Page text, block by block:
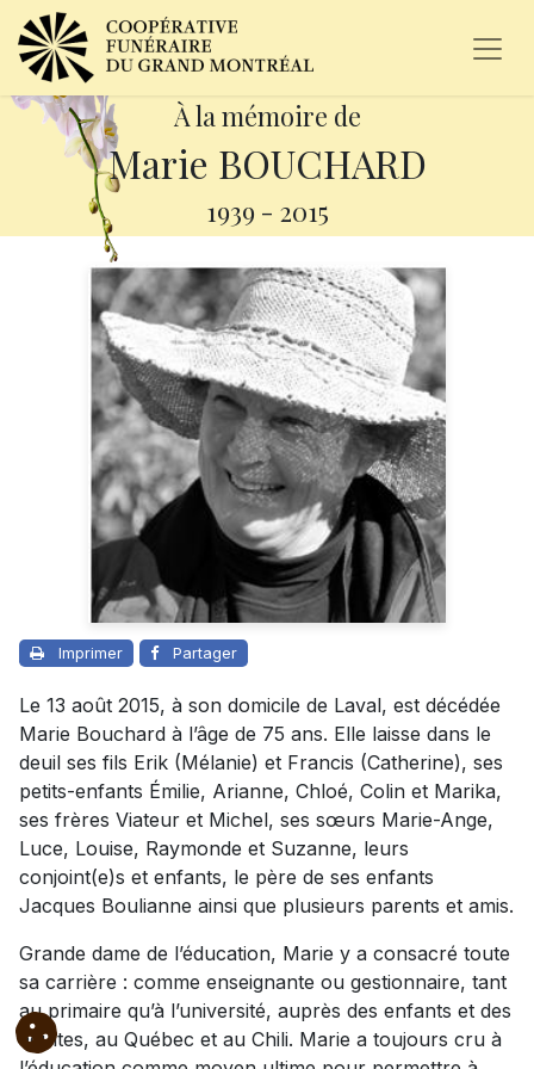
À la mémoire de
Marie BOUCHARD
1939 - 2015
Imprimer Partager
Le 13 août 2015, à son domicile de Laval, est décédée
Marie Bouchard à l’âge de 75 ans. Elle laisse dans le
deuil ses fils Erik (Mélanie) et Francis (Catherine), ses
petits-enfants Émilie, Arianne, Chloé, Colin et Marika,
ses frères Viateur et Michel, ses sœurs Marie-Ange,
Luce, Louise, Raymonde et Suzanne, leurs
conjoint(e)s et enfants, le père de ses enfants
Jacques Boulianne ainsi que plusieurs parents et amis.
Grande dame de l’éducation, Marie y a consacré toute
sa carrière : comme enseignante ou gestionnaire, tant
au primaire qu’à l’université, auprès des enfants et des
adultes, au Québec et au Chili. Marie a toujours cru à